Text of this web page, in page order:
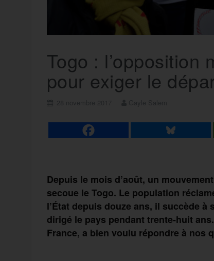
Togo : l’opposition
pour exiger le
Depuis le mois d’août, un
secoue le Togo. Le population
l’État depuis douze ans, il succède
dirigé le pays pendant trente-huit
France, a bien voulu répondre à nos